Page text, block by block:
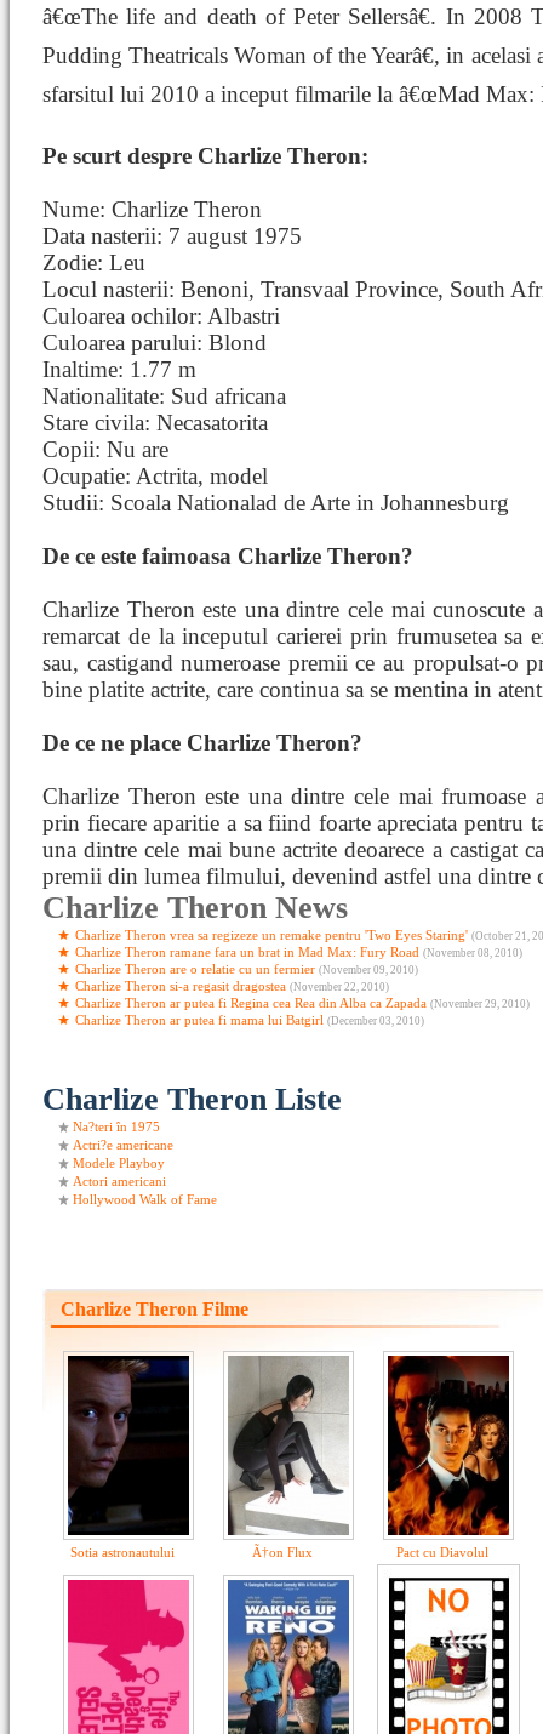
â€œThe life and death of Peter Sellersâ€. In 2008
Pudding Theatricals Woman of the Yearâ€, in
sfarsitul lui 2010 a inceput filmarile la â€œMad Max:
Pe scurt despre Charlize Theron:
Nume: Charlize Theron
Data nasterii: 7 august 1975
Zodie: Leu
Locul nasterii: Benoni, Transvaal Province, South
Culoarea ochilor: Albastri
Culoarea parului: Blond
Inaltime: 1.77 m
Nationalitate: Sud africana
Stare civila: Necasatorita
Copii: Nu are
Ocupatie: Actrita, model
Studii: Scoala Nationalad de Arte in Johannesburg
De ce este faimoasa Charlize Theron?
Charlize Theron este una dintre cele mai cunoscute
remarcat de la inceputul carierei prin frumusetea sa
sau, castigand numeroase premii ce au propulsat-o
bine platite actrite, care continua sa se mentina in
De ce ne place Charlize Theron?
Charlize Theron este una dintre cele mai frumoase
prin fiecare aparitie a sa fiind foarte apreciata pentru
una dintre cele mai bune actrite deoarece a castigat
premii din lumea filmului, devenind astfel una dintre
Charlize Theron News
Charlize Theron vrea sa regizeze un remake pentru 'Two Eyes Staring' (October 21,
Charlize Theron ramane fara un brat in Mad Max: Fury Road (November 08, 2010)
Charlize Theron are o relatie cu un fermier (November 09, 2010)
Charlize Theron si-a regasit dragostea (November 22, 2010)
Charlize Theron ar putea fi Regina cea Rea din Alba ca Zapada (November 29, 2010)
Charlize Theron ar putea fi mama lui Batgirl (December 03, 2010)
Charlize Theron Liste
Na?teri în 1975
Actri?e americane
Modele Playboy
Actori americani
Hollywood Walk of Fame
Charlize Theron Filme
Sotia astronautului Ã†on Flux Pact cu Diavolul